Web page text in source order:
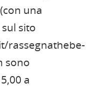
una
sito
rassegnathebe-
sono
a